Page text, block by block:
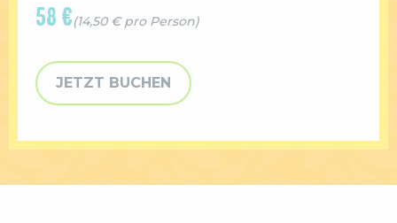
58 €(14,50 € pro Person)
JETZT BUCHEN